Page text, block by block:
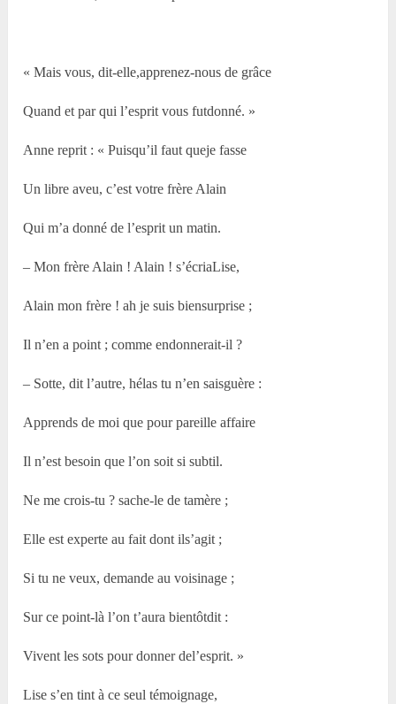
« Mais vous, dit-elle,apprenez-nous de grâce
Quand et par qui l’esprit vous futdonné. »
Anne reprit : « Puisqu’il faut queje fasse
Un libre aveu, c’est votre frère Alain
Qui m’a donné de l’esprit un matin.
– Mon frère Alain ! Alain ! s’écriaLise,
Alain mon frère ! ah je suis biensurprise ;
Il n’en a point ; comme endonnerait-il ?
– Sotte, dit l’autre, hélas tu n’en saisguère :
Apprends de moi que pour pareille affaire
Il n’est besoin que l’on soit si subtil.
Ne me crois-tu ? sache-le de tamère ;
Elle est experte au fait dont ils’agit ;
Si tu ne veux, demande au voisinage ;
Sur ce point-là l’on t’aura bientôtdit :
Vivent les sots pour donner del’esprit. »
Lise s’en tint à ce seul témoignage,